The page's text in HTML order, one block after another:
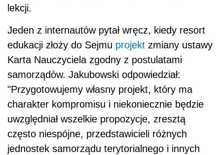
lekcji.
Jeden z internautów pytał wręcz, kiedy resort
edukacji złoży do Sejmu projekt zmiany ustawy
Karta Nauczyciela zgodny z postulatami
samorządów. Jakubowski odpowiedział:
"Przygotowujemy własny projekt, który ma
charakter kompromisu i niekoniecznie będzie
uwzględniał wszelkie propozycje, zresztą
często niespójne, przedstawicieli różnych
jednostek samorządu terytorialnego i innych